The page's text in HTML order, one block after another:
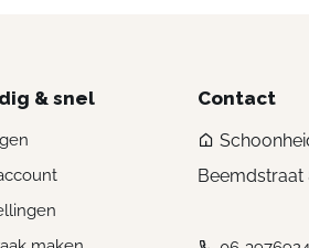
& snel Contact
Beemdstraat